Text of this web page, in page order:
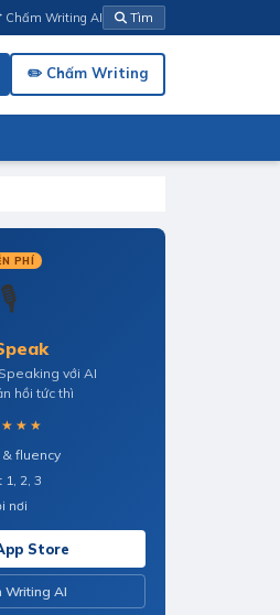
Chấm Writing AI Tìm
✏️ Chấm Writing
PHÍ
🎙️
với AI
hồi tức thì
fluency
2, 3
nơi
Store
Writing AI